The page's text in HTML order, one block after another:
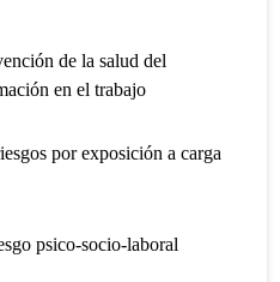
de la salud del
en el trabajo
por exposición a carga
psico-socio-laboral